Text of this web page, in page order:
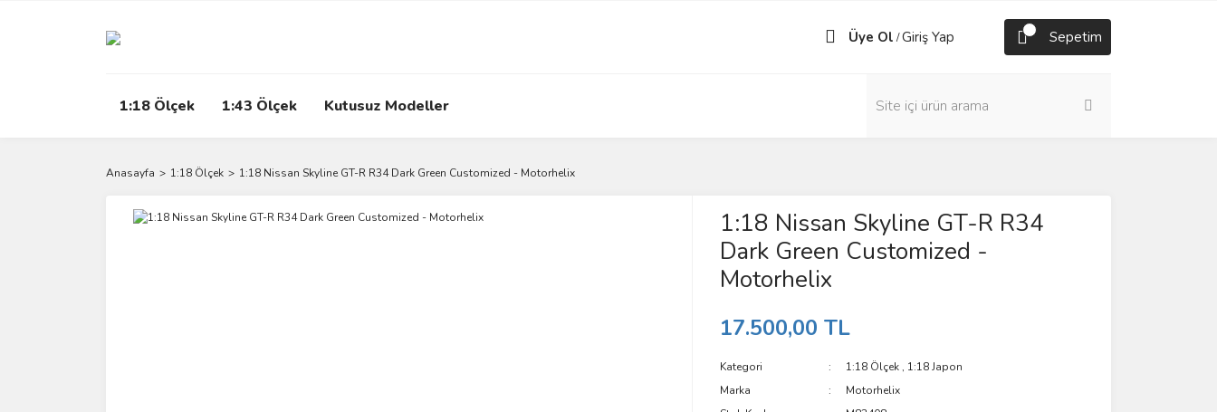
Üye Ol /Giriş Yap Sepetim
1:18 Ölçek 1:43 Ölçek Kutusuz Modeller
Anasayfa 1:18 Ölçek 1:18 Nissan Skyline GT-R R34 Dark Green Customized - Motorhelix
1:18 Nissan Skyline GT-R R34
Dark Green Customized -
Motorhelix
17.500,00 TL
Kategori 1:18 Ölçek , 1:18 Japon
Marka
Motorhelix